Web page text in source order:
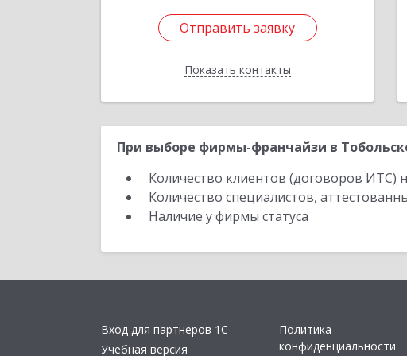
Отправить заявку
Показать контакты
Отправить заявку
Назад
При выборе фирмы-франчайзи в
Количество клиентов (договоров ИТС)
Количество специалистов,
Наличие у фирмы статуса
Вход для партнеров 1С
Учебная версия
Политика
конфиденциальности